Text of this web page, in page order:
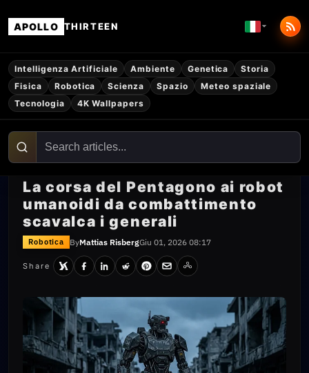
APOLLO THIRTEEN
Intelligenza Artificiale Ambiente Genetica
Storia
Fisica
Robotica Scienza Spazio
Meteo spaziale
Tecnologia
4K Wallpapers
La corsa del Pentagono ai robot
umanoidi da combattimento
scavalca i generali
Robotica ByMattias RisbergGiu 01, 2026 08:17
Share